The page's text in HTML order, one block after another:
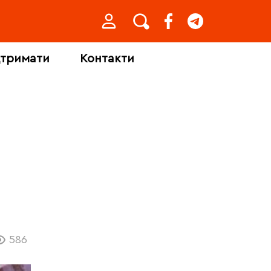
Контакти
586